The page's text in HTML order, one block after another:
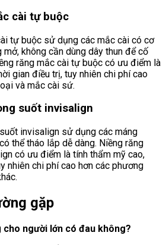
cài tự buộc
tự buộc sử dụng các mắc cài có cơ
không cần dùng dây thun để cố
răng mắc cài tự buộc có ưu điểm là
gian điều trị, tuy nhiên chi phí cao
và mắc cài sứ.
suốt invisalign
invisalign sử dụng các máng
thể tháo lắp dễ dàng. Niềng răng
có ưu điểm là tính thẩm mỹ cao,
nhiên chi phí cao hơn các phương
gặp
cho người lớn có đau không?